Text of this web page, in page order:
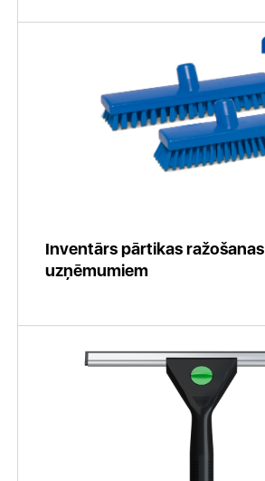
Inventārs pārtikas ražošanas
uzņēmumiem